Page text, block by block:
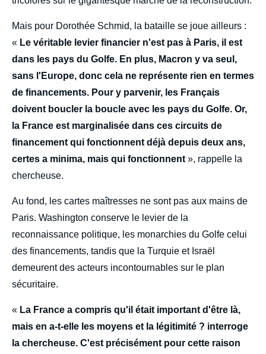
Mais pour Dorothée Schmid, la bataille se joue ailleurs :
« Le véritable levier financier n'est pas à Paris, il est
dans les pays du Golfe. En plus, Macron y va seul,
sans l'Europe, donc cela ne représente rien en termes
de financements. Pour y parvenir, les Français
doivent boucler la boucle avec les pays du Golfe. Or,
la France est marginalisée dans ces circuits de
financement qui fonctionnent déjà depuis deux ans,
certes a minima, mais qui fonctionnent», rappelle la
chercheuse.
Au fond, les cartes maîtresses ne sont pas aux mains de
Paris. Washington conserve le levier de la
reconnaissance politique, les monarchies du Golfe celui
des financements, tandis que la Turquie et Israël
demeurent des acteurs incontournables sur le plan
sécuritaire.
« La France a compris qu'il était important d'être là,
mais en a-t-elle les moyens et la légitimité ? interroge
la chercheuse. C'est précisément pour cette raison